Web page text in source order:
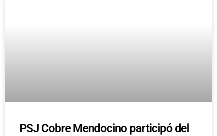
PSJ Cobre Mendocino participó del